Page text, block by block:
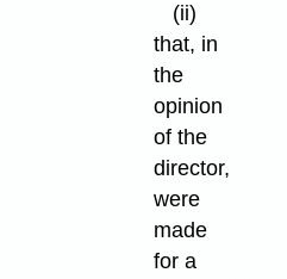
(ii)
that, in
the
opinion
of the
director,
were
made
for a